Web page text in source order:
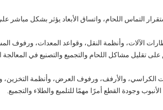
التماس اللحام، واتساق الأبعاد يؤثر بشكل مباشر
الآلات، وأنظمة النقل، وقواعد المعدات، ورفوف
تقليل مشاكل اللحام والتجميع والتصنيع في المعالجة
الكراسي، والأرفف، ورفوف العرض، وأنظمة التخزين،
وجودة القطع أمرًا مهمًا للتلميع والطلاء والتجميع.